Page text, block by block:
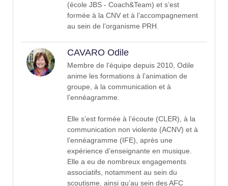
(école JBS - Coach&Team) et s’est
formée à la CNV et à l’accompagnement
au sein de l’organisme PRH.
CAVARO Odile
Membre de l’équipe depuis 2010, Odile
anime les formations à l’animation de
groupe, à la communication et à
l’ennéagramme.
Elle s’est formée à l’écoute (CLER), à la
communication non violente (ACNV) et à
l’ennéagramme (IFE), après une
expérience d’enseignante en musique.
Elle a eu de nombreux engagements
associatifs, notamment au sein du
scoutisme, ainsi qu’au sein des AFC